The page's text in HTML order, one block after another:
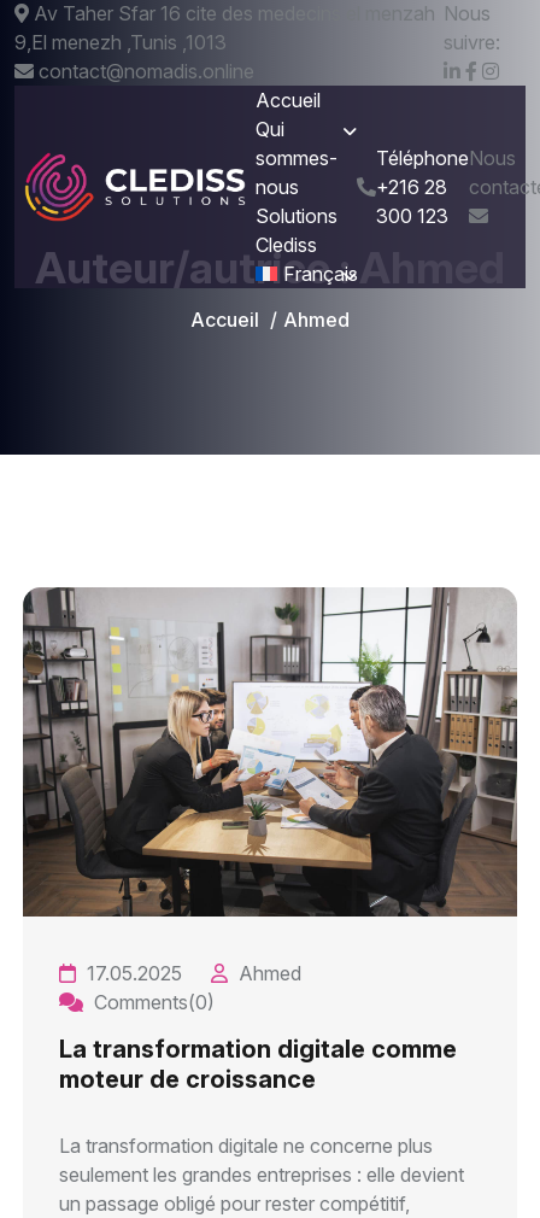
Av Taher Sfar 16 cite des medecins el menzah
9,El menezh ,Tunis ,1013
contact@nomadis.online
Nous
suivre:
Accueil
Qui
sommes-
nous
Solutions
Clediss
Français
Téléphone
+216 28
300 123
Nous
Auteur/autrice :
Accueil Ahmed
17.05.2025
Ahmed
Comments(0)
La transformation digitale comme
moteur de croissance
La transformation digitale ne concerne plus
seulement les grandes entreprises : elle devient
un passage obligé pour rester compétitif,